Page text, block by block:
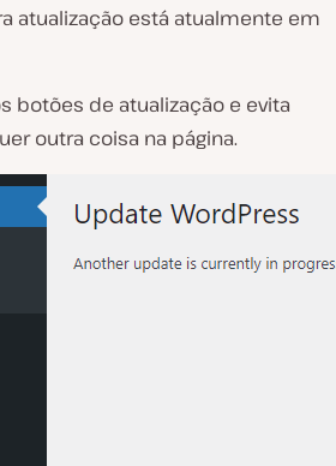
atualização está atualmente em
botões de atualização e evita
outra coisa na página.